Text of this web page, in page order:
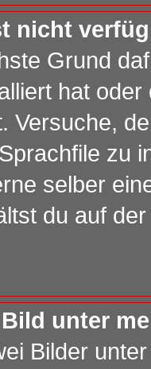
nicht
Grund
hat
Versuche,
zu
selber
du auf
unter
Bilder